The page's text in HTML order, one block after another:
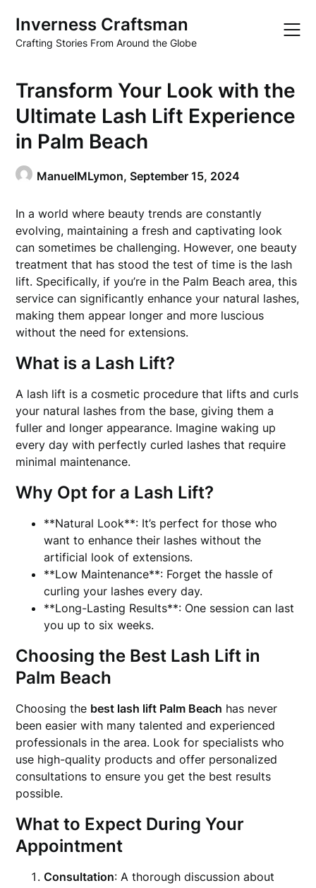
content
Inverness Craftsman
Crafting Stories From Around the Globe
Transform Your Look with the
Ultimate Lash Lift Experience
in Palm Beach
ManuelMLymon,September 15, 2024
In a world where beauty trends are constantly
evolving, maintaining a fresh and captivating look
can sometimes be challenging. However, one beauty
treatment that has stood the test of time is the lash
lift. Specifically, if you’re in the Palm Beach area, this
service can significantly enhance your natural lashes,
making them appear longer and more luscious
without the need for extensions.
What is a Lash Lift?
A lash lift is a cosmetic procedure that lifts and curls
your natural lashes from the base, giving them a
fuller and longer appearance. Imagine waking up
every day with perfectly curled lashes that require
minimal maintenance.
Why Opt for a Lash Lift?
**Natural Look**: It’s perfect for those who
want to enhance their lashes without the
artificial look of extensions.
**Low Maintenance**: Forget the hassle of
curling your lashes every day.
**Long-Lasting Results**: One session can last
you up to six weeks.
Choosing the Best Lash Lift in
Palm Beach
Choosing the best lash lift Palm Beach has never
been easier with many talented and experienced
professionals in the area. Look for specialists who
use high-quality products and offer personalized
consultations to ensure you get the best results
possible.
What to Expect During Your
Appointment
Consultation: A thorough discussion about